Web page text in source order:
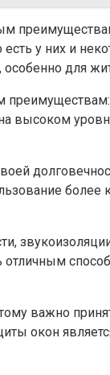
у них и
для
высоком
отличным
важно
окон